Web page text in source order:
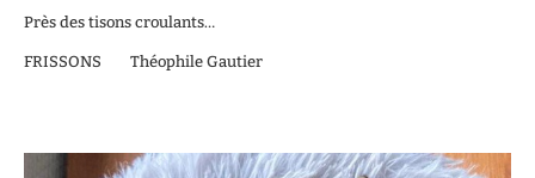
Près des tisons croulants…
FRISSONS Théophile Gautier